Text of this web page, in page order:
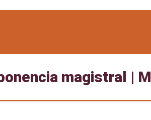
magistral |